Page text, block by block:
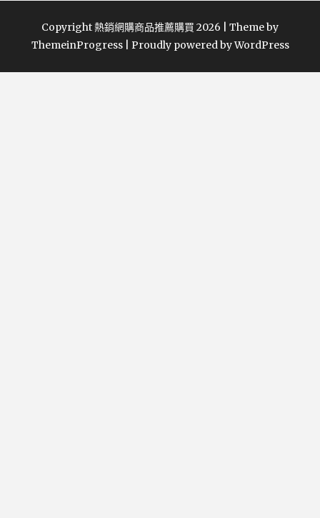
Copyright 熱銷網購商品推薦購買 2026 | Theme by
ThemeinProgress| Proudly powered by WordPress